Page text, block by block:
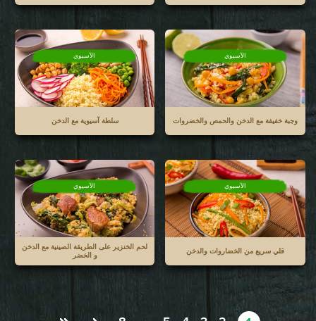
الآسيوي
وجبة خفيفة مع الدخن والحمص والخضروات
الآسيوي
سلطة آسيوية مع الدخن
الآسيوي
قلي سريع من الخضاروات والدخن
الآسيوي
لحم الخنزير على الطريقة الصينية مع الدخن
و الخضر